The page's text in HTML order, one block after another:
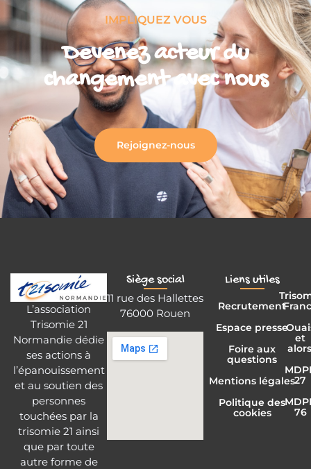
IMPLIQUEZ VOUS
Devenez acteur du
changement avec nous
Rejoignez-nous
L’association
Trisomie 21
Normandie dédie
ses actions à
l’épanouissement
et au soutien des
personnes
touchées par la
trisomie 21 ainsi
que par toute
autre forme de
Siège social
11 rue des Hallettes
76000 Rouen
Liens utiles
Recrutement
Espace presse
Foire aux
questions
Mentions légales
Politique des
cookies
et
27
76